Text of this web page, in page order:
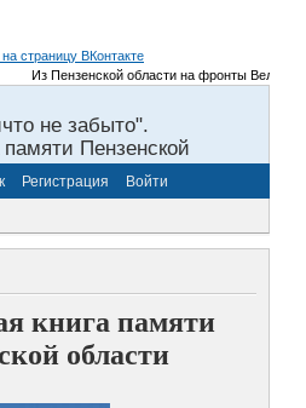
Из Пензенской области на фронты Великой
не забыто".
Пензенской
Регистрация Войти
книга памяти
области